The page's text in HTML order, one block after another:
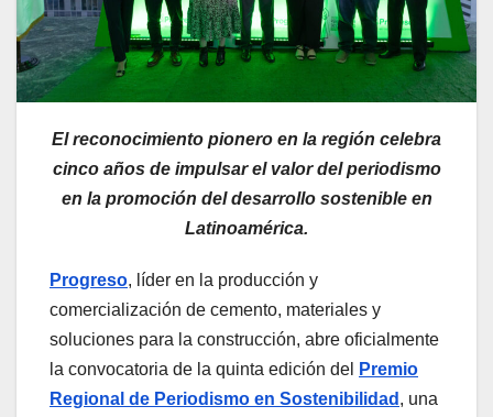
El reconocimiento pionero en la región celebra
cinco años de impulsar el valor del periodismo
en la promoción del desarrollo sostenible en
Latinoamérica.
Progreso, líder en la producción y
comercialización de cemento, materiales y
soluciones para la construcción, abre oficialmente
la convocatoria de la quinta edición del
Premio
Regional de Periodismo en Sostenibilidad , una